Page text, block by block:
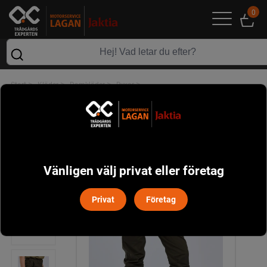
0
Start> Kläder> Damkläder> Byxor>
Vänligen välj privat eller företag
Privat Företag